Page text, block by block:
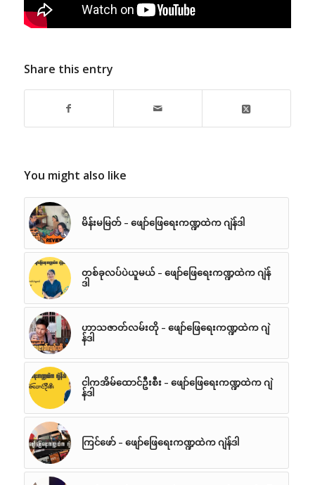
Share this entry
You might also like
မိန်းမမြတ် – ဖျော်ဖြေရေးကဏ္ဍထဲက ဂျဲန်ဒါ
တစ်ခုလပ်ပဲယူမယ် – ဖျော်ဖြေရေးကဏ္ဍထဲက ဂျဲန်
ဒါ
ဟာသဇာတ်လမ်းတို – ဖျော်ဖြေရေးကဏ္ဍထဲက ဂျဲ
န်ဒါ
ငါကအိမ်ထောင်ဦးစီး – ဖျော်ဖြေရေးကဏ္ဍထဲက ဂျဲ
န်ဒါ
ကြင်ဖော် – ဖျော်ဖြေရေးကဏ္ဍထဲက ဂျဲန်ဒါ